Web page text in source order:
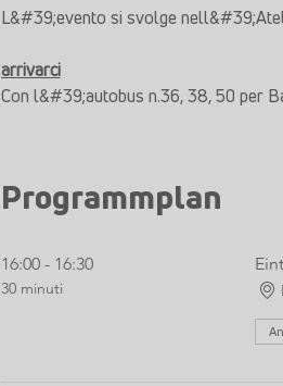
L&#39;evento si svolge
arrivarci
Con l&#39;autobus n.36, 38, 50 per
Programmplan
16:00 - 16:30
30 minuti